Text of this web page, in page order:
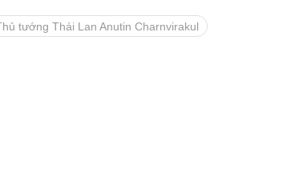
tướng Thái Lan Anutin Charnvirakul